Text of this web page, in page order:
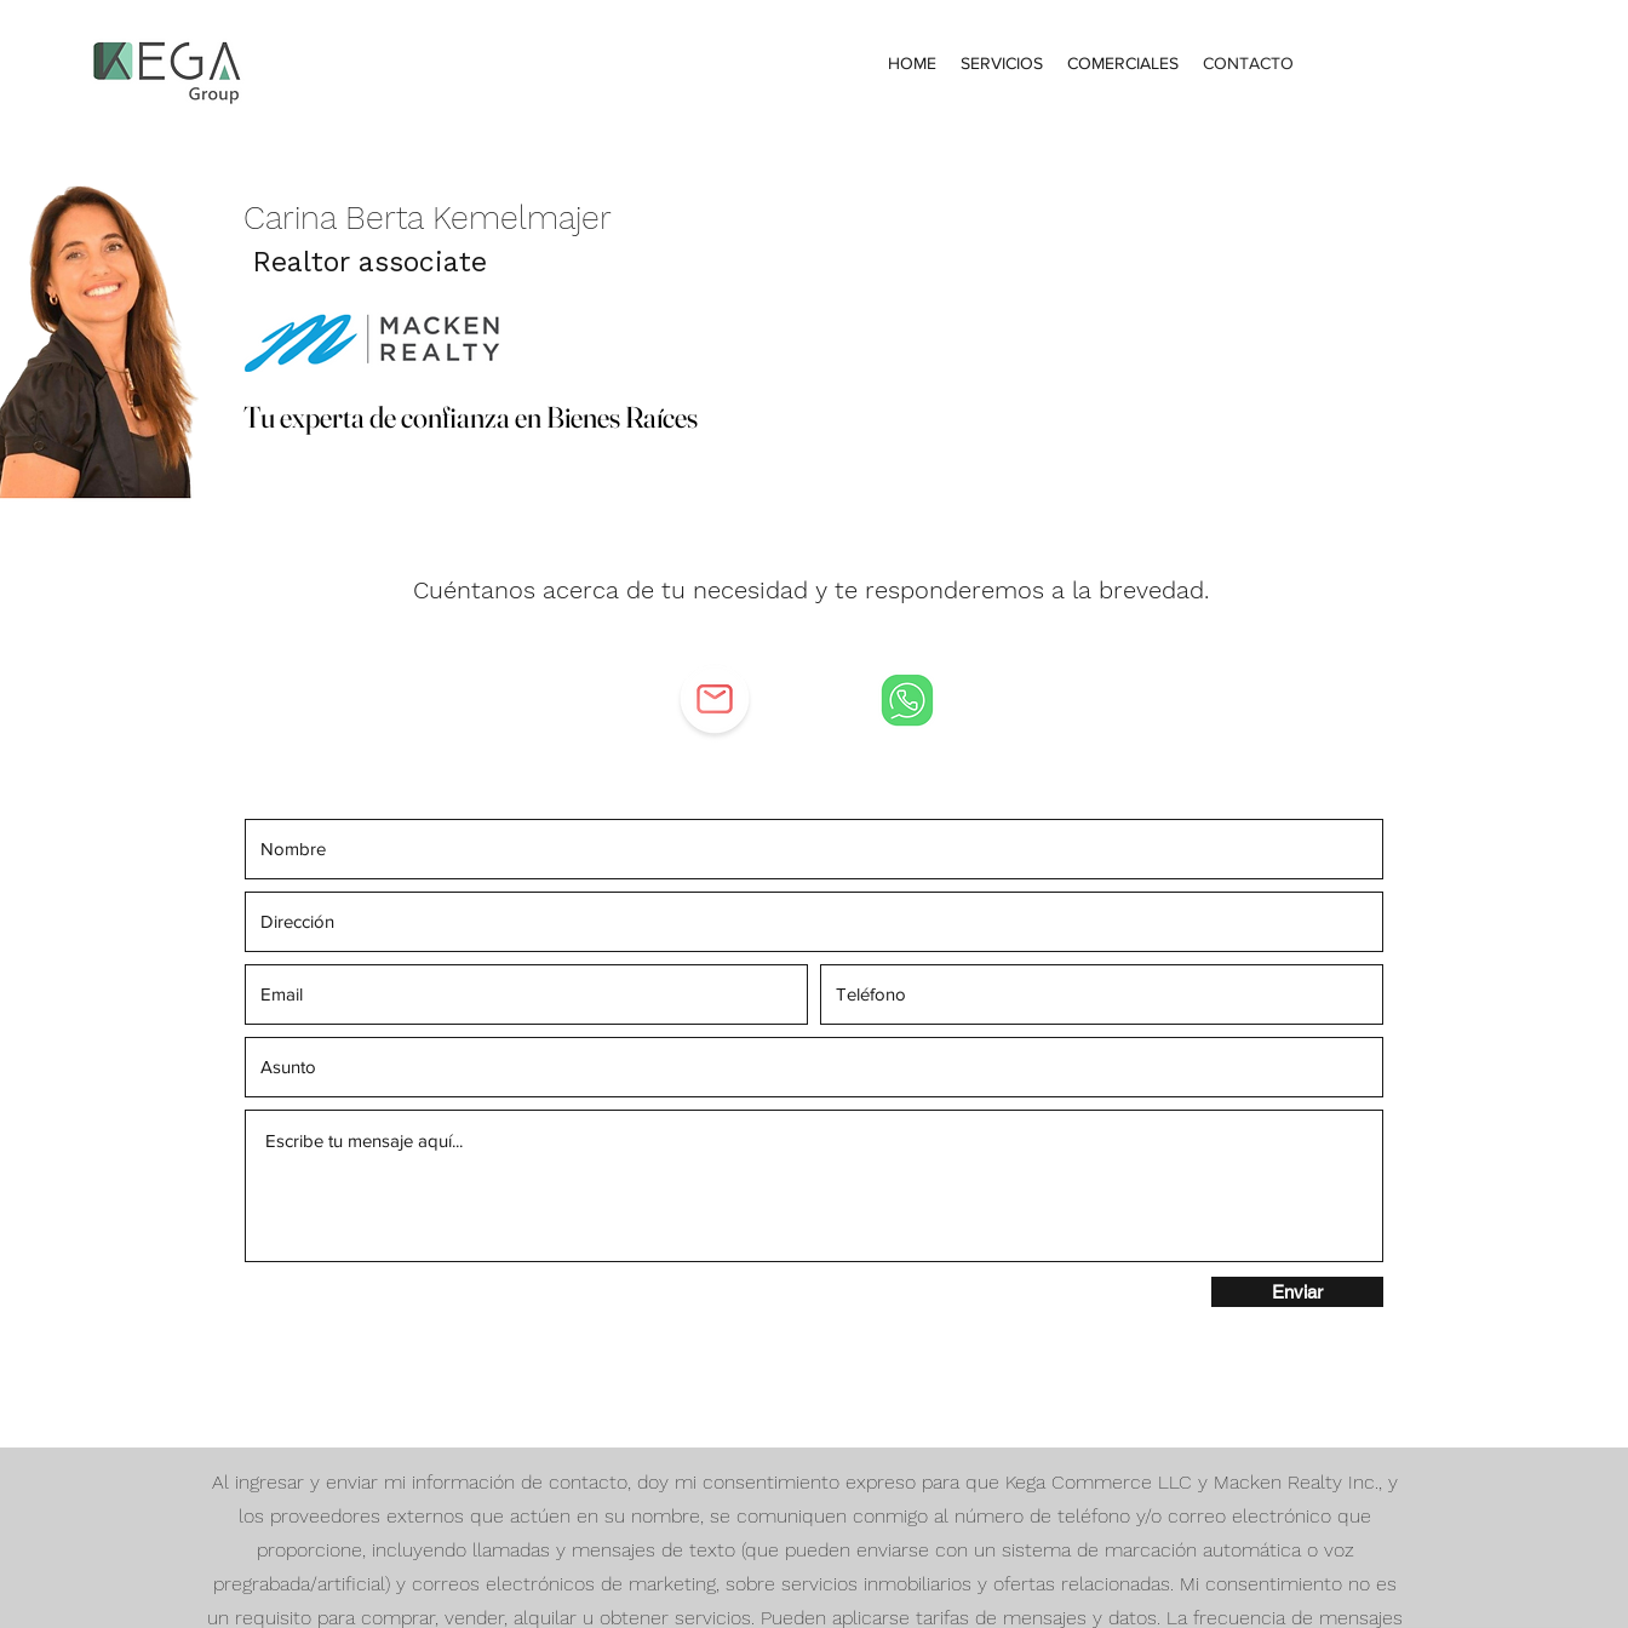
HOME SERVICIOS COMERCIALES CONTACTO
Carina Berta Kemelmajer
Realtor associate
Tu experta de confianza en Bienes Raíces
Tu experta de confianza en Bienes Raíces
Cuéntanos acerca de tu necesidad y te responderemos a la brevedad.
Enviar
Al ingresar y enviar mi información de contacto, doy mi consentimiento expreso para que Kega Commerce LLC y Macken Realty Inc., y
los proveedores externos que actúen en su nombre, se comuniquen conmigo al número de teléfono y/o correo electrónico que
proporcione, incluyendo llamadas y mensajes de texto (que pueden enviarse con un sistema de marcación automática o voz
pregrabada/artificial) y correos electrónicos de marketing, sobre servicios inmobiliarios y ofertas relacionadas. Mi consentimiento no es
un requisito para comprar, vender, alquilar u obtener servicios. Pueden aplicarse tarifas de mensajes y datos. La frecuencia de mensajes